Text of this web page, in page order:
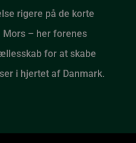
rigere på de korte
Mors – her forenes
for at skabe
i hjertet af Danmark.